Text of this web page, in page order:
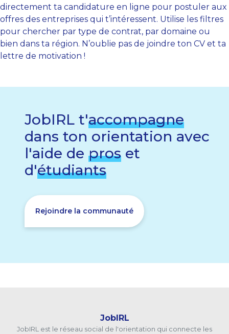
directement ta candidature en ligne pour postuler aux
offres des entreprises qui t’intéressent. Utilise les filtres
pour chercher par type de contrat, par domaine ou
bien dans ta région. N’oublie pas de joindre ton CV et ta
lettre de motivation !
JobIRL t'accompagne
dans ton orientation avec
l'aide de pros et
d'étudiants
Rejoindre la communauté
JobIRL
JobIRL est le réseau social de l'orientation qui connecte les